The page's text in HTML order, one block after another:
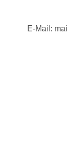
E-Mail: